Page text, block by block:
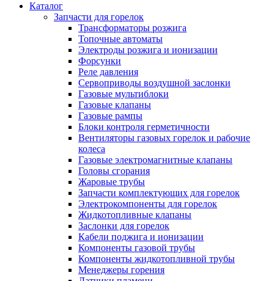
Каталог
Запчасти для горелок
Трансформаторы розжига
Топочные автоматы
Электроды розжига и ионизации
Форсунки
Реле давления
Сервоприводы воздушной заслонки
Газовые мультиблоки
Газовые клапаны
Газовые рампы
Блоки контроля герметичности
Вентиляторы газовых горелок и рабочие
колеса
Газовые электромагнитные клапаны
Головы сгорания
Жаровые трубы
Запчасти комплектующих для горелок
Электрокомпоненты для горелок
Жидкотопливные клапаны
Заслонки для горелок
Кабели поджига и ионизации
Компоненты газовой трубы
Компоненты жидкотопливной трубы
Менеджеры горения